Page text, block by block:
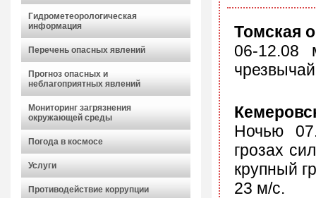
Гидрометеорологическая
информация
Перечень опасных явлений
Прогноз опасных и
неблагоприятных явлений
Мониторинг загрязнения
окружающей среды
Погода в космосе
Услуги
Противодействие коррупции
Томская
06-12.08
Ночью
грозах
крупный
23 м/с.